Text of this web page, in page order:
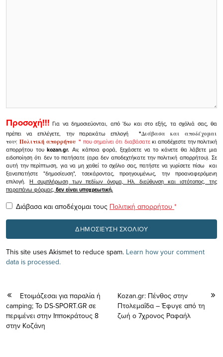
Προσοχή!!! Για να δημοσιεύονται, από 'δω και στο εξής, τα σχόλιά σας, θα
πρέπει να επιλέγετε, την παρακάτω επιλογή
"Διάβασα και αποδέχομαι
τουςΠολιτική απορρήτου" που σημαίνει ότι διαβάσατεκι αποδέχεστε την πολιτική
απορρήτου τουkozan.gr. Αν, κάποια φορά, ξεχάσετε να το κάνετε θα λάβετε μια
ειδοποίηση ότι δεν το πατήσατε (αρα δεν αποδεχτήκατε την πολιτική απορρήτου). Σε
αυτή την περίπτωση, για να μη χαθεί το σχόλιο σας, πατήστε να γυρίσετε πίσω και
ξαναπατήστε "δημοσίευση", τσεκάροντας, προηγουμένως, την προαναφερόμενη
επιλογή.Η συμπλήρωση των πεδίων όνομα, Ηλ. διεύθυνση και ιστότοπος, της
παραπάνω φόρμας, δεν είναι υποχρεωτική.
Διάβασα και αποδέχομαι τους Πολιτική απορρήτου *
This site uses Akismet to reduce spam. Learn how your comment
data is processed.
Ετοιμάζεσαι για παραλία ή
camping; Το DS-SPORT.GR σε
περιμένει στην Ιπποκράτους 8
στην Κοζάνη
Kozan.gr: Πένθος στην
Πτολεμαΐδα – Έφυγε από τη
ζωή ο 7χρονος Ραφαήλ